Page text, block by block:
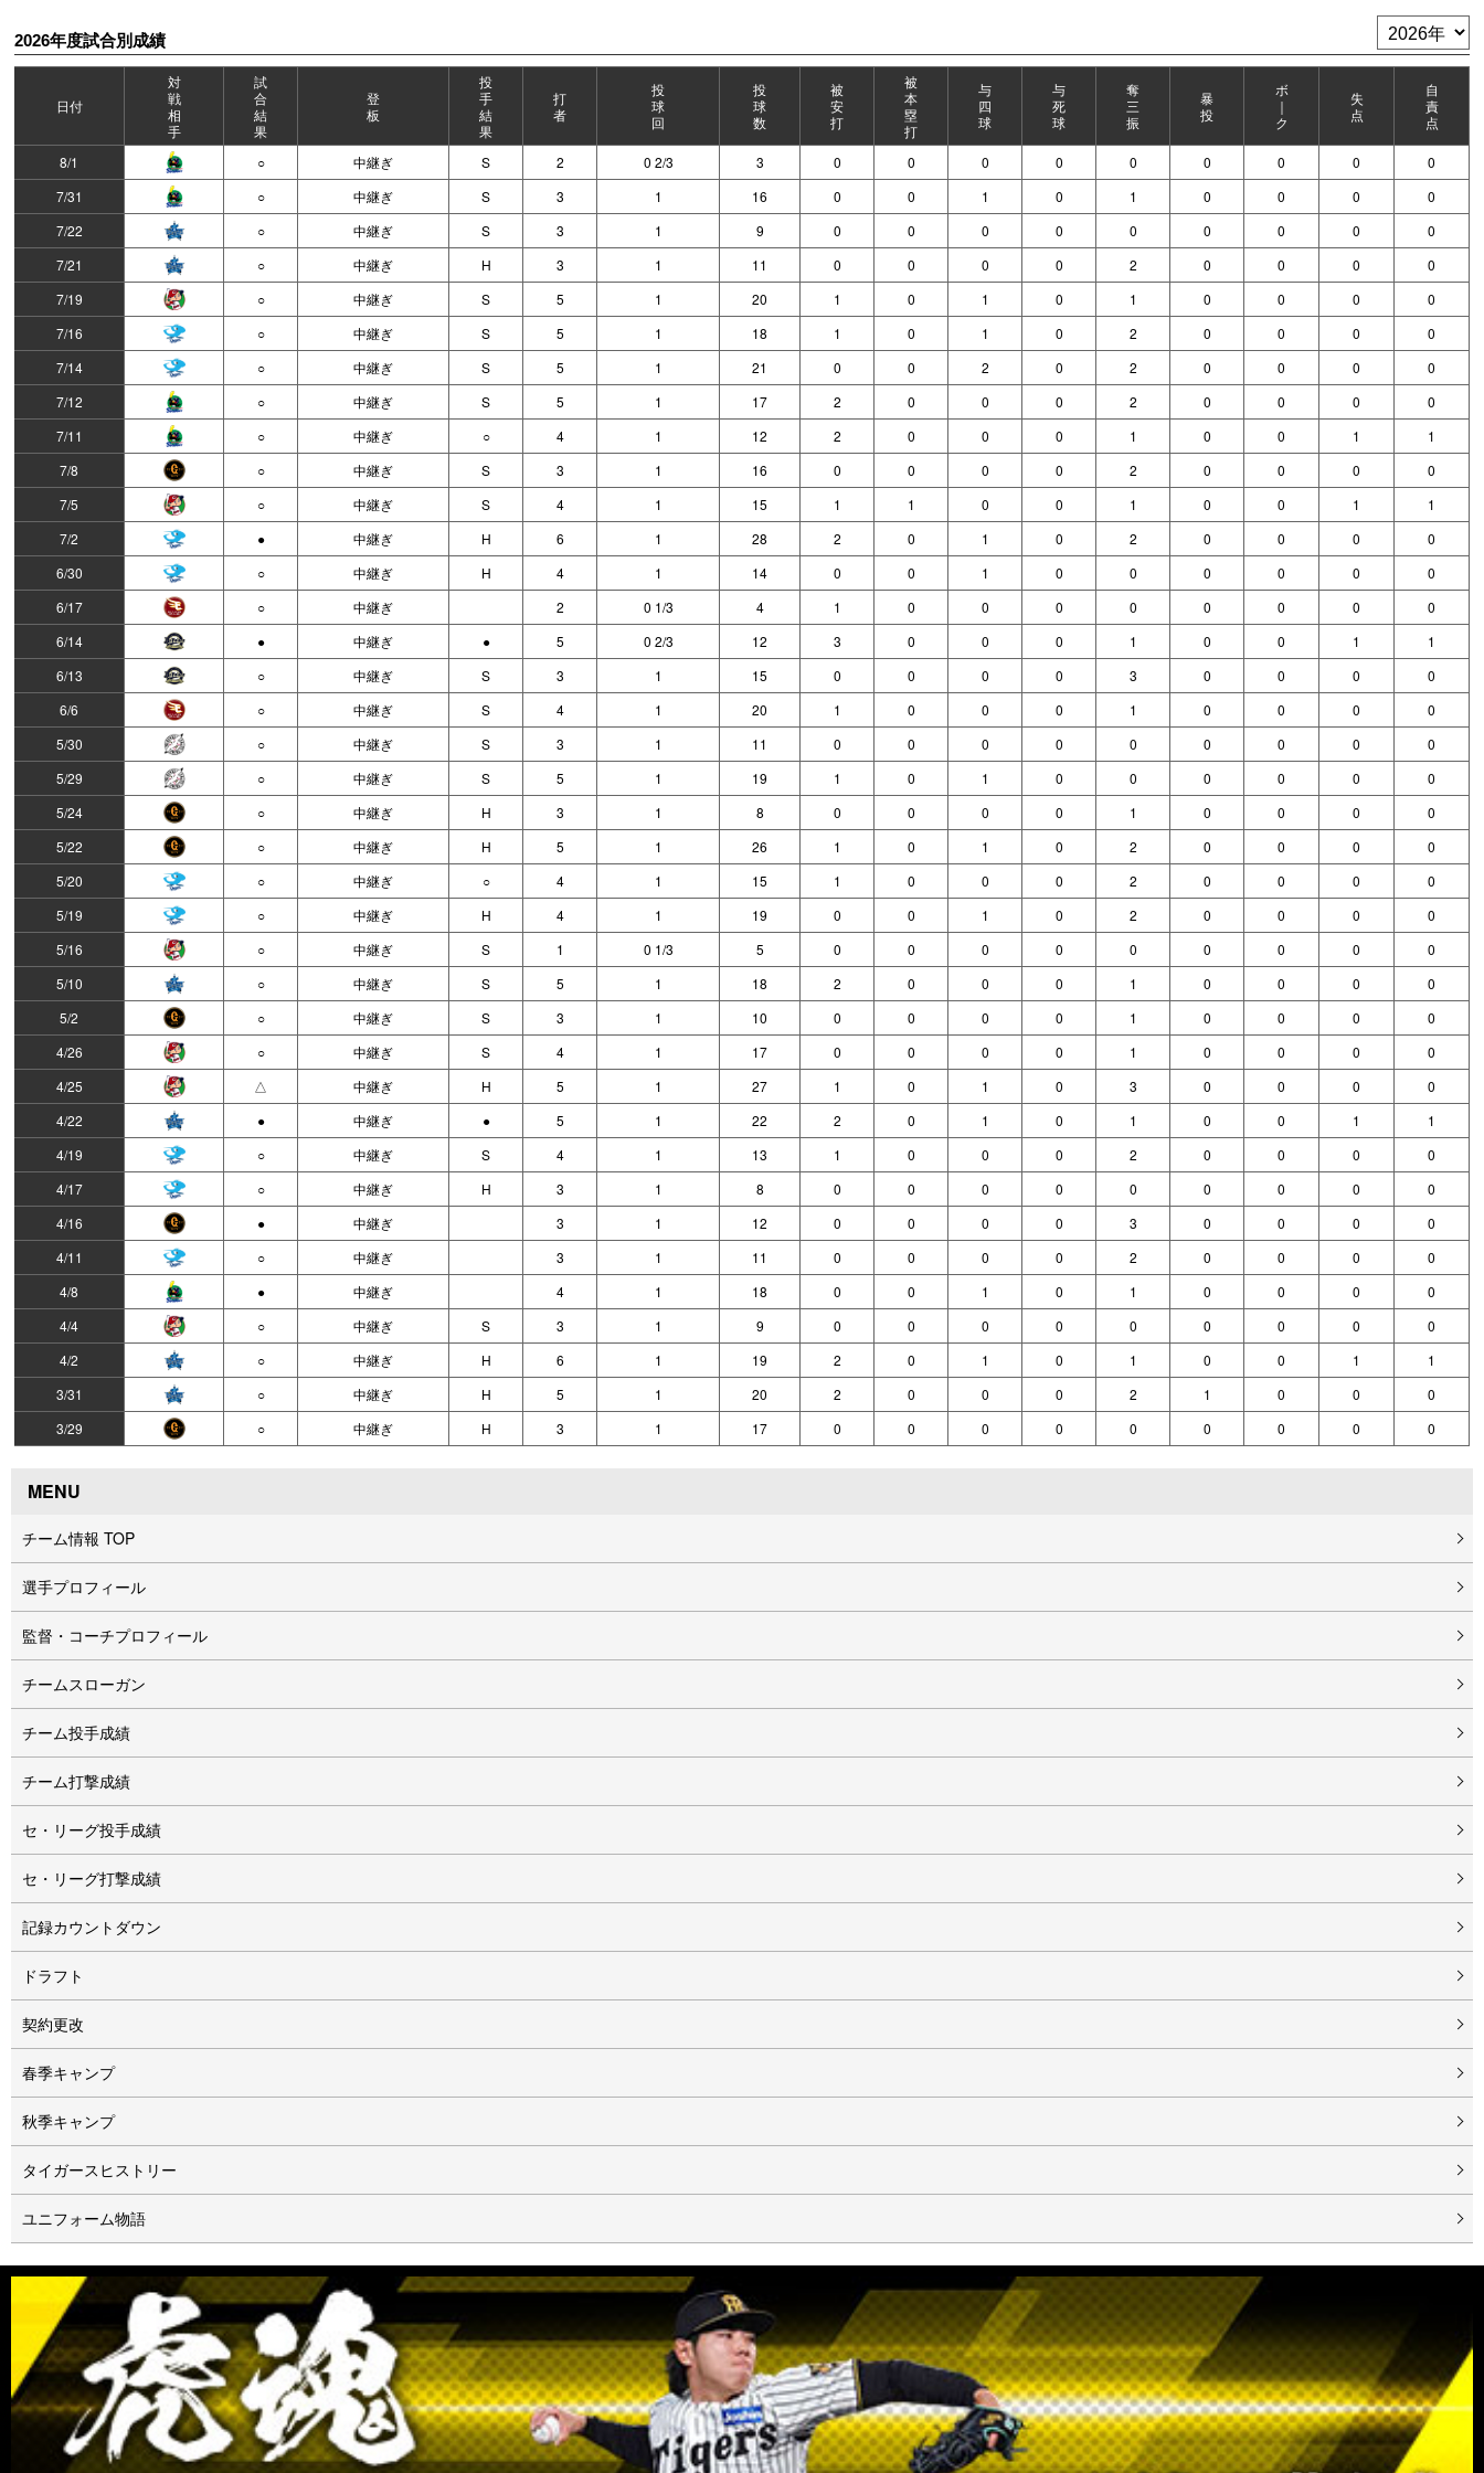
2026年度試合別成績
日付
対
戦
相
手
試
合
結
果
登
板
投
手
結
果
打
者
投
球
回
投
球
数
被
安
打
被
本
塁
打
与
四
球
与
死
球
奪
三
振
暴
投
ボ
｜
ク
失
点
自
責
点
8/1 ○ 中継ぎ S 2 0 2/3 3 0 0 0 0 0 0 0 0
0
7/31
○ 中継ぎ S 3 1 16 0 0 1 0 1 0 0 0
0
7/22
○ 中継ぎ S 3 1 9 0 0 0 0 0 0 0 0
0
7/21
○ 中継ぎ H 3 1 11 0 0 0 0 2 0 0 0
0
7/19
○ 中継ぎ S 5 1 20 1 0 1 0 1 0 0 0
0
7/16
○ 中継ぎ S 5 1 18 1 0 1 0 2 0 0 0
0
7/14
○ 中継ぎ S 5 1 21 0 0 2 0 2 0 0 0
0
7/12
○ 中継ぎ S 5 1 17 2 0 0 0 2 0 0 0
0
7/11
○ 中継ぎ ○ 4 1 12 2 0 0 0 1 0 0 1
1
7/8
○ 中継ぎ S 3 1 16 0 0 0 0 2 0 0 0
0
7/5
○ 中継ぎ S 4 1 15 1 1 0 0 1 0 0 1
1
7/2
● 中継ぎ H 6 1 28 2 0 1 0 2 0 0 0
0
6/30
○ 中継ぎ H 4 1 14 0 0 1 0 0 0 0 0
0
6/17
○ 中継ぎ 2 0 1/3 4 1 0 0 0 0 0 0 0
0
6/14
● 中継ぎ ● 5 0 2/3 12 3 0 0 0 1 0 0 1
1
6/13
○ 中継ぎ S 3 1 15 0 0 0 0 3 0 0 0
0
6/6
○ 中継ぎ S 4 1 20 1 0 0 0 1 0 0 0
0
5/30
○ 中継ぎ S 3 1 11 0 0 0 0 0 0 0 0
0
5/29
○ 中継ぎ S 5 1 19 1 0 1 0 0 0 0 0
0
5/24
○ 中継ぎ H 3 1 8 0 0 0 0 1 0 0 0
0
5/22
○ 中継ぎ H 5 1 26 1 0 1 0 2 0 0 0
0
5/20
○ 中継ぎ ○ 4 1 15 1 0 0 0 2 0 0 0
0
5/19
○ 中継ぎ H 4 1 19 0 0 1 0 2 0 0 0
0
5/16
○ 中継ぎ S 1 0 1/3 5 0 0 0 0 0 0 0 0
0
5/10
○ 中継ぎ S 5 1 18 2 0 0 0 1 0 0 0
0
5/2
○ 中継ぎ S 3 1 10 0 0 0 0 1 0 0 0
0
4/26
○ 中継ぎ S 4 1 17 0 0 0 0 1 0 0 0
0
4/25
△ 中継ぎ H 5 1 27 1 0 1 0 3 0 0 0
0
4/22
● 中継ぎ ● 5 1 22 2 0 1 0 1 0 0 1
1
4/19
○ 中継ぎ S 4 1 13 1 0 0 0 2 0 0 0
0
4/17
○ 中継ぎ H 3 1 8 0 0 0 0 0 0 0 0
0
4/16
● 中継ぎ 3 1 12 0 0 0 0 3 0 0 0
0
4/11
○ 中継ぎ 3 1 11 0 0 0 0 2 0 0 0
0
4/8
● 中継ぎ 4 1 18 0 0 1 0 1 0 0 0
0
4/4
○ 中継ぎ S 3 1 9 0 0 0 0 0 0 0 0
0
4/2
○ 中継ぎ H 6 1 19 2 0 1 0 1 0 0 1
1
3/31
○ 中継ぎ H 5 1 20 2 0 0 0 2 1 0 0
0
3/29
○ 中継ぎ H 3 1 17 0 0 0 0 0 0 0 0 0
MENU
チーム情報 TOP
選手プロフィール
監督・コーチプロフィール
チームスローガン
チーム投手成績
チーム打撃成績
セ・リーグ投手成績
セ・リーグ打撃成績
記録カウントダウン
ドラフト
契約更改
春季キャンプ
秋季キャンプ
タイガースヒストリー
ユニフォーム物語